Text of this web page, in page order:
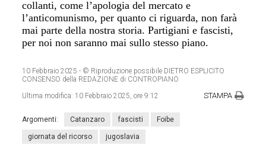
collanti, come l’apologia del mercato e
l’anticomunismo, per quanto ci riguarda, non farà
mai parte della nostra storia. Partigiani e fascisti,
per noi non saranno mai sullo stesso piano.
10 Febbraio 2025 - © Riproduzione possibile DIETRO ESPLICITO
CONSENSO della REDAZIONE di CONTROPIANO
Ultima modifica: 10 Febbraio 2025, ore 9:12 STAMPA
Argomenti: Catanzaro fascisti Foibe
giornata del ricorso jugoslavia